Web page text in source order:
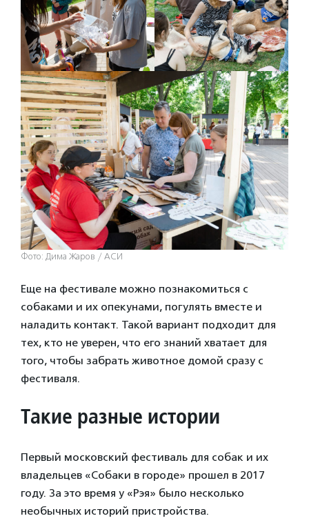
Фото: Дима Жаров / АСИ
Еще на фестивале можно познакомиться с
собаками и их опекунами, погулять вместе и
наладить контакт. Такой вариант подходит для
тех, кто не уверен, что его знаний хватает для
того, чтобы забрать животное домой сразу с
фестиваля.
Такие разные истории
Первый московский фестиваль для собак и их
владельцев «Собаки в городе» прошел в 2017
году. За это время у «Рэя» было несколько
необычных историй пристройства.